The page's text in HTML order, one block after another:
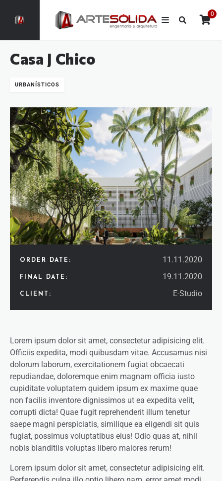
0
Casa J Chico
URBANÍSTICOS
ORDER DATE: 11.11.2020
FINAL DATE: 19.11.2020
CLIENT: E-Studio
Lorem ipsum dolor sit amet, consectetur adipisicing elit.
Officiis expedita, modi quibusdam vitae. Accusamus nisi
dolorum laborum, exercitationem fugiat obcaecati
repudiandae, doloremque enim magnam officia iusto
cupiditate voluptatem quidem ipsum ex maxime quae
non facilis inventore dignissimos ut ea expedita velit,
corrupti dicta! Quae fugit reprehenderit illum tenetur
saepe magni perspiciatis, similique ea eligendi sit quis
fugiat, possimus voluptatibus eius! Odio quas at, nihil
nobis blanditiis voluptas libero maiores rerum!
Lorem ipsum dolor sit amet, consectetur adipisicing elit.